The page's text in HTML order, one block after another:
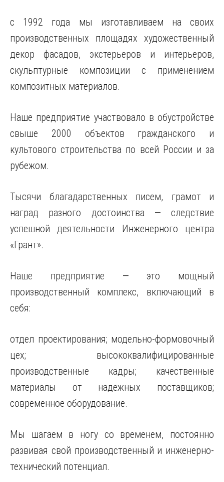
с 1992 года мы изготавливаем на своих
производственных площадях художественный
декор фасадов, экстерьеров и интерьеров,
скульптурные композиции с применением
композитных материалов.
Наше предприятие участвовало в обустройстве
свыше 2000 объектов гражданского и
культового строительства по всей России и за
рубежом.
Тысячи благадарственных писем, грамот и
наград разного достоинства — следствие
успешной деятельности Инженерного центра
«Грант».
Наше предприятие — это мощный
производственный комплекс, включающий в
себя:
отдел проектирования; модельно-формовочный
цех; высококвалифицированные
производственные кадры; качественные
материалы от надежных поставщиков;
современное оборудование.
Мы шагаем в ногу со временем, постоянно
развивая свой производственный и инженерно-
технический потенциал.